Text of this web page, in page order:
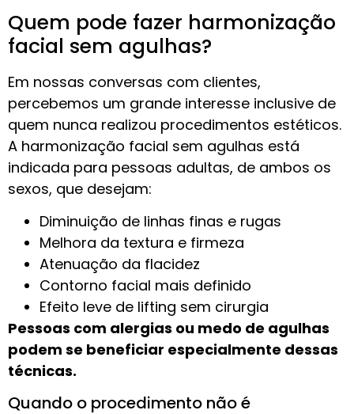
Quem pode fazer harmonização
facial sem agulhas?
Em nossas conversas com clientes,
percebemos um grande interesse inclusive de
quem nunca realizou procedimentos estéticos.
A harmonização facial sem agulhas está
indicada para pessoas adultas, de ambos os
sexos, que desejam:
Diminuição de linhas finas e rugas
Melhora da textura e firmeza
Atenuação da flacidez
Contorno facial mais definido
Efeito leve de lifting sem cirurgia
Pessoas com alergias ou medo de agulhas
podem se beneficiar especialmente dessas
técnicas.
Quando o procedimento não é